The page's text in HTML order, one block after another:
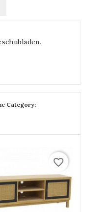
Category:
favorite_border